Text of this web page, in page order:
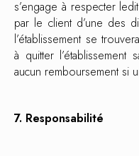
s’engage à respecter
par le client d’une des
l’établissement se
à quitter l’établissement
aucun remboursement si
7. Responsabilité